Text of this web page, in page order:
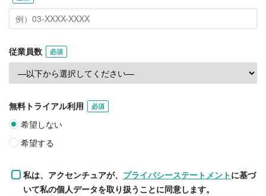
従業員数 必須
無料トライアル利用 必須
希望しない
希望する
私は、アクセンチュアが、 プライバシーステートメントに基づ
いて私の個人データを取り扱うことに同意します。